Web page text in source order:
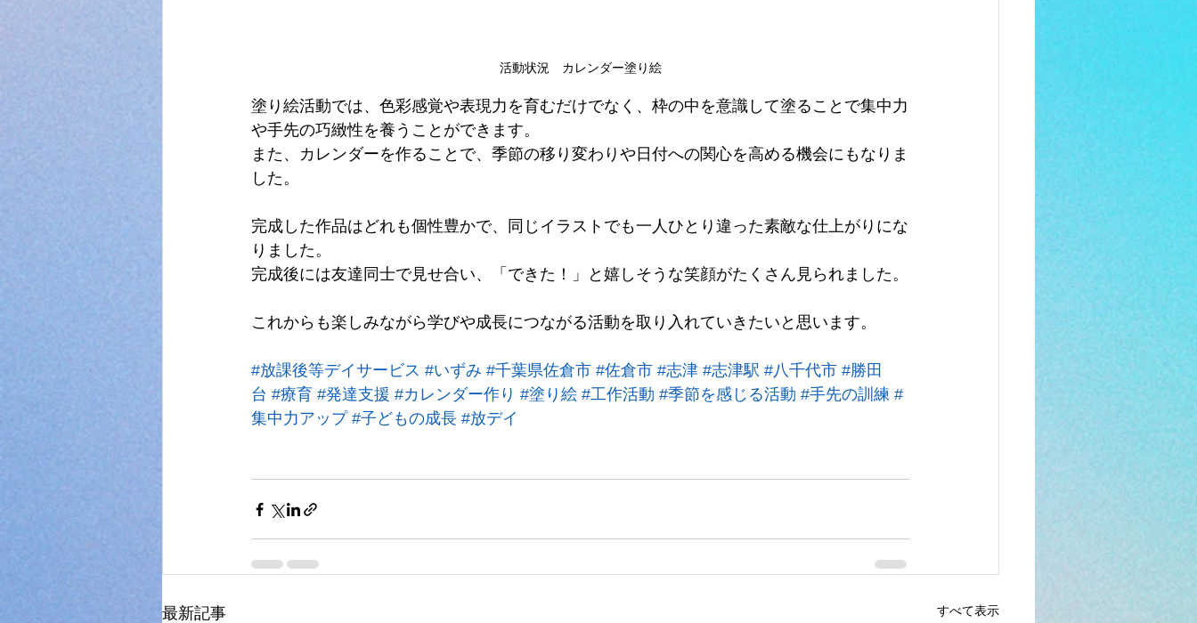
活動状況　カレンダー塗り絵
塗り絵活動では、色彩感覚や表現力を育むだけでなく、枠の中を意識して塗ることで集中力
や手先の巧緻性を養うことができます。
また、カレンダーを作ることで、季節の移り変わりや日付への関心を高める機会にもなりま
した。
完成した作品はどれも個性豊かで、同じイラストでも一人ひとり違った素敵な仕上がりにな
りました。
完成後には友達同士で見せ合い、「できた！」と嬉しそうな笑顔がたくさん見られました。
これからも楽しみながら学びや成長につながる活動を取り入れていきたいと思います。
#放課後等デイサービス #いずみ #千葉県佐倉市 #佐倉市 #志津 #志津駅 #八千代市 #勝田
台 #療育 #発達支援 #カレンダー作り #塗り絵 #工作活動 #季節を感じる活動 #手先の訓練 #
集中力アップ #子どもの成長 #放デイ
最新記事 すべて表示